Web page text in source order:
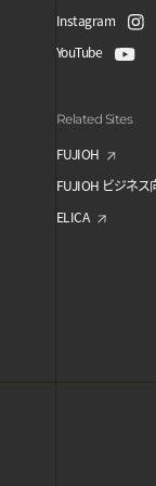
Instagram
YouTube
Related Sites
FUJIOH
FUJIOH ビジネス
ELICA